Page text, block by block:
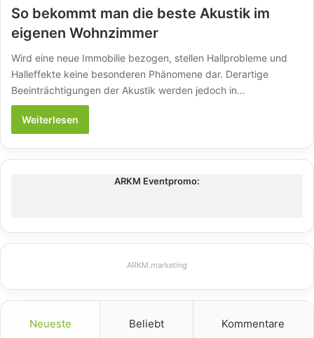
So bekommt man die beste Akustik im
eigenen Wohnzimmer
Wird eine neue Immobilie bezogen, stellen Hallprobleme und
Halleffekte keine besonderen Phänomene dar. Derartige
Beeinträchtigungen der Akustik werden jedoch in…
Weiterlesen
ARKM Eventpromo:
ARKM.marketing
Neueste Beliebt Kommentare